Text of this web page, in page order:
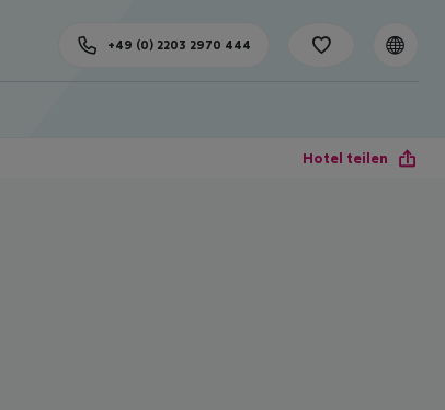
+49 (0) 2203 2970 444
Hotel teilen